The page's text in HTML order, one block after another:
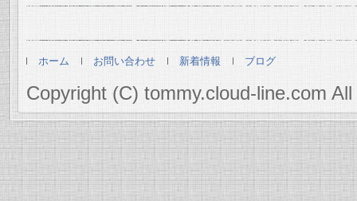
ホーム お問い合わせ 新着情報 ブログ
Copyright (C) tommy.cloud-line.com